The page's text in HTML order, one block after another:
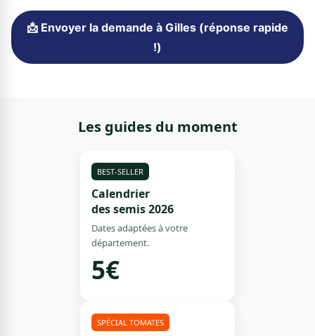
📩 Envoyer la demande à Gilles (réponse rapide
!)
Les guides du moment
BEST-SELLER
Calendrier
des semis 2026
Dates adaptées à votre
département.
5€
SPÉCIAL TOMATES